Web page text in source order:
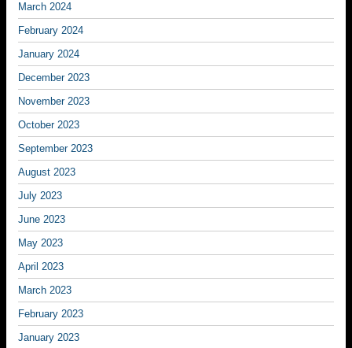
March 2024
February 2024
January 2024
December 2023
November 2023
October 2023
September 2023
August 2023
July 2023
June 2023
May 2023
April 2023
March 2023
February 2023
January 2023